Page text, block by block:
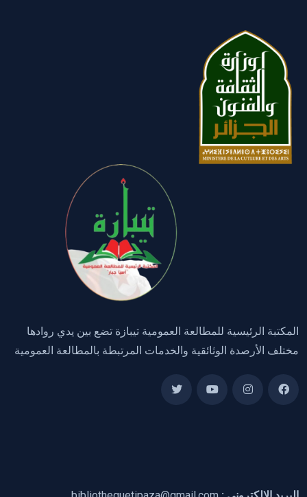
المكتبة الرئيسية للمطالعة العمومية تيبازة تضع بين يدي روادها
مختلف الأرصدة الوثائقية والخدمات المرتبطة بالمطالعة العمومية